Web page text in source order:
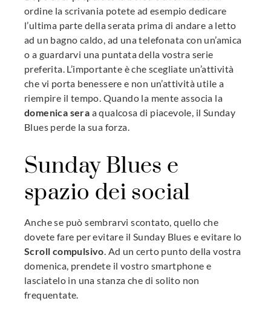
ordine la scrivania potete ad esempio dedicare
l’ultima parte della serata prima di andare a letto
ad un bagno caldo, ad una telefonata con un’amica
o a guardarvi una puntata della vostra serie
preferita. L’importante è che scegliate un’attività
che vi porta benessere e non un’attività utile a
riempire il tempo. Quando la mente associa la
domenica sera a qualcosa di piacevole, il Sunday
Blues perde la sua forza.
Sunday Blues e
spazio dei social
Anche se può sembrarvi scontato, quello che
dovete fare per evitare il Sunday Blues e evitare lo
Scroll compulsivo. Ad un certo punto della vostra
domenica, prendete il vostro smartphone e
lasciatelo in una stanza che di solito non
frequentate.